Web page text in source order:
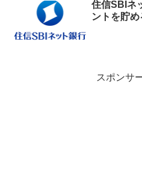
住信SBIネ
ントを貯め
スポンサ